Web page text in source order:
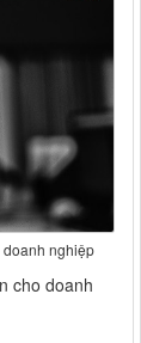
doanh nghiệp
cho doanh